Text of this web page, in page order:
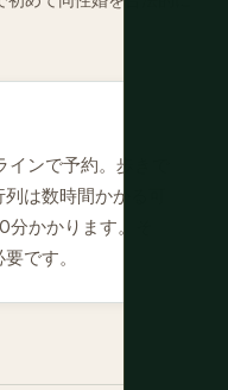
ンで予約。歩きで
は数時間かかる可
かかります。そ
です。